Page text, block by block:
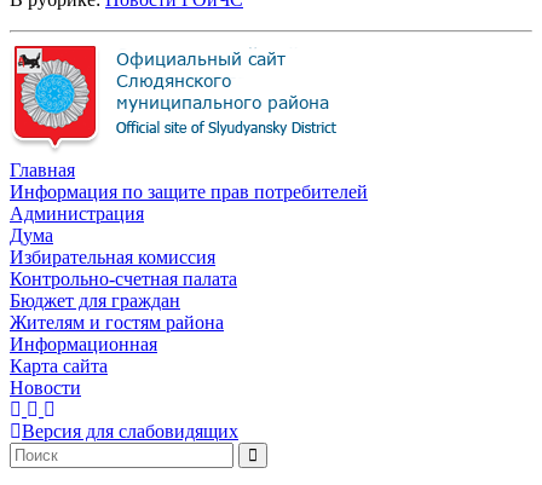
Главная
Информация по защите прав потребителей
Администрация
Дума
Избирательная комиссия
Контрольно-счетная палата
Бюджет для граждан
Жителям и гостям района
Информационная
Карта сайта
Новости
Версия для слабовидящих